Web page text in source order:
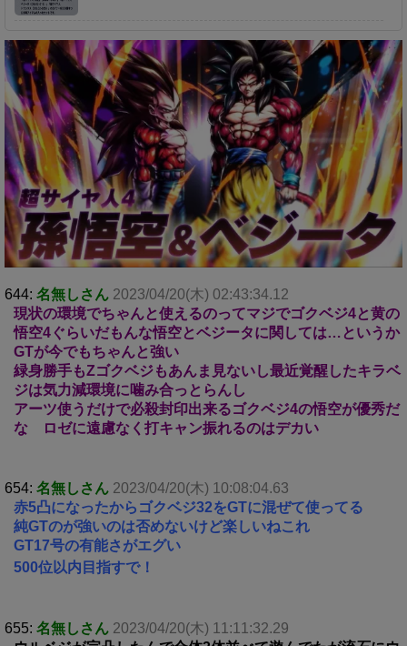
644: 名無しさん 2023/04/20(木) 02:43:34.12
現状の環境でちゃんと使えるのってマジでゴクベジ4と黄の
悟空4ぐらいだもんな悟空とベジータに関しては…というか
GTが今でもちゃんと強い
緑身勝手もZゴクベジもあんま見ないし最近覚醒したキラベ
ジは気力減環境に噛み合っとらんし
アーツ使うだけで必殺封印出来るゴクベジ4の悟空が優秀だ
な ロゼに遠慮なく打キャン振れるのはデカい
654: 名無しさん 2023/04/20(木) 10:08:04.63
赤5凸になったからゴクベジ32をGTに混ぜて使ってる
純GTのが強いのは否めないけど楽しいねこれ
GT17号の有能さがエグい
500位以内目指すで！
655: 名無しさん 2023/04/20(木) 11:11:32.29